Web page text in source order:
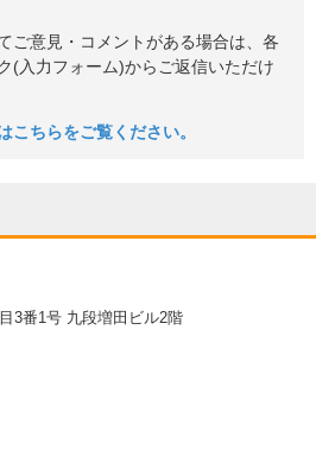
ご意見・コメントがある場合は、各
(入力フォーム)からご返信いただけ
ちらをご覧ください。
3番1号 九段増田ビル2階